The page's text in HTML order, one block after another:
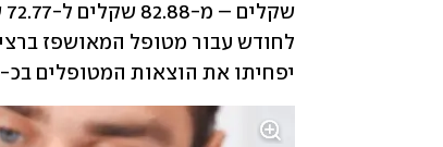
יפחיתו את הוצאות המטופלים בכ-34 מיליון שקלים בשנה.